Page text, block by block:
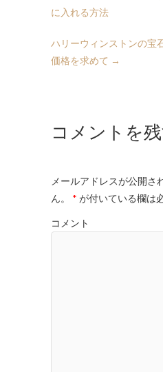
に入れる方法
ハリーウィンストンの宝
価格を求めて →
コメントを
メールアドレスが公開さ
ん。
* が付いている欄は
コメント